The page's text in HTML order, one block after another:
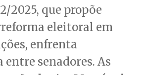
2025, que propõe
eleitoral em
enfrenta
senadores. As